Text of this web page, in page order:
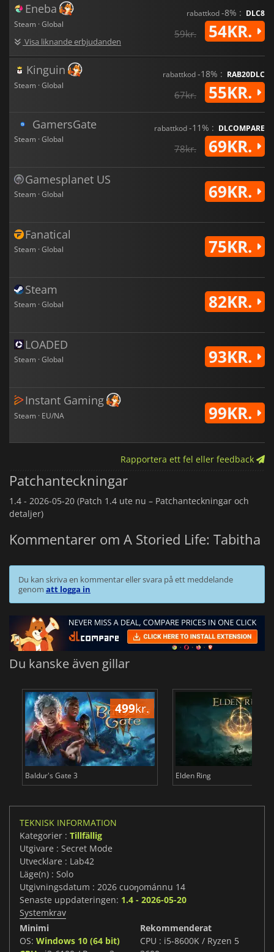
Eneba
Steam · Global
Visa liknande erbjudanden
rabattkod-8% : DLC8
59kr. 54KR.
Kinguin
Steam · Global
rabattkod-18% : RAB20DLC
67kr. 55KR.
GamersGate
Steam · Global
rabattkod-11% : DLCOMPARE
78kr. 69KR.
Gamesplanet US
Steam · Global 69KR.
Fanatical
Steam · Global 75KR.
Steam
Steam · Global 82KR.
LOADED
Steam · Global 93KR.
Instant Gaming
Steam · EU/NA 99KR.
Rapportera ett fel eller feedback
Patchanteckningar
1.4 - 2026-05-20 (Patch 1.4 ute nu – Patchanteckningar och
detaljer)
Kommentarer om A Storied Life: Tabitha
Du kan skriva en kommentar eller svara på ett meddelande
genom att logga in
Du kanske även gillar
499kr.
Baldur's Gate 3 Elden Ring
TEKNISK INFORMATION
Kategorier : Tillfällig
Utgivare : Secret Mode
Utvecklare : Lab42
Läge(n) : Solo
Utgivningsdatum : 2026 cuoŋománnu 14
Senaste uppdateringen: 1.4 - 2026-05-20
Systemkrav
Minimi
OS: Windows 10 (64 bit)
Rekommenderat
CPU : i5-8600K / Ryzen 5